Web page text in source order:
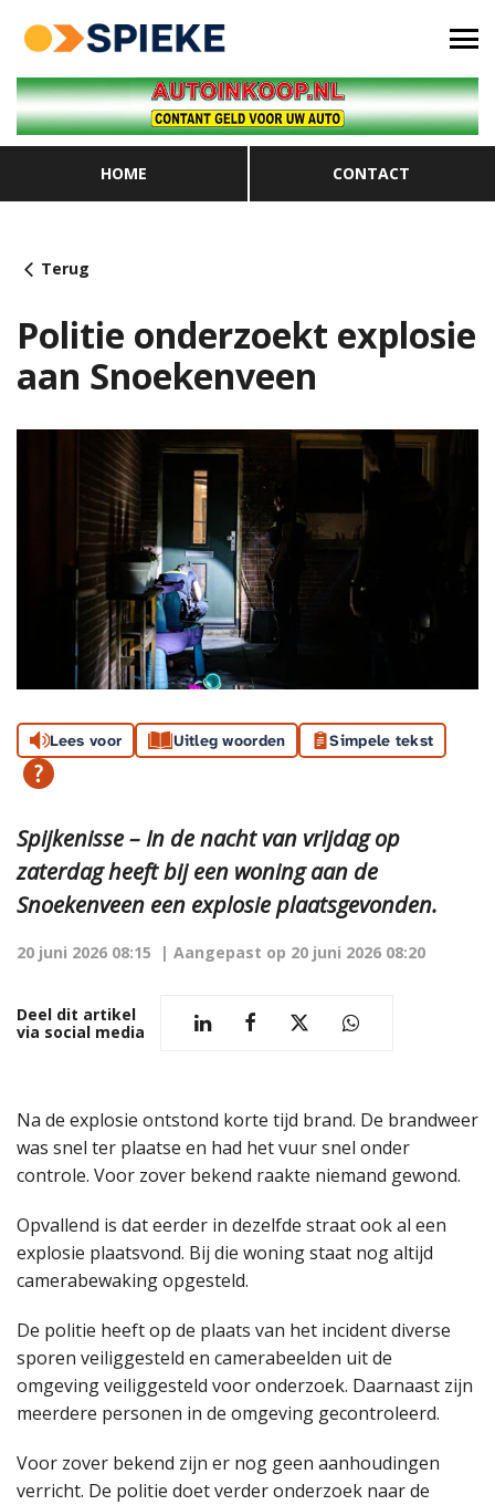
HOME CONTACT
Terug
Politie onderzoekt explosie
aan Snoekenveen
Lees voor Uitleg woorden Simpele tekst
Spijkenisse – In de nacht van vrijdag op
zaterdag heeft bij een woning aan de
Snoekenveen een explosie plaatsgevonden.
20 juni 2026 08:15 | Aangepast op 20 juni 2026 08:20
Deel dit artikel
via social media
Na de explosie ontstond korte tijd brand. De brandweer
was snel ter plaatse en had het vuur snel onder
controle. Voor zover bekend raakte niemand gewond.
Opvallend is dat eerder in dezelfde straat ook al een
explosie plaatsvond. Bij die woning staat nog altijd
camerabewaking opgesteld.
De politie heeft op de plaats van het incident diverse
sporen veiliggesteld en camerabeelden uit de
omgeving veiliggesteld voor onderzoek. Daarnaast zijn
meerdere personen in de omgeving gecontroleerd.
Voor zover bekend zijn er nog geen aanhoudingen
verricht. De politie doet verder onderzoek naar de